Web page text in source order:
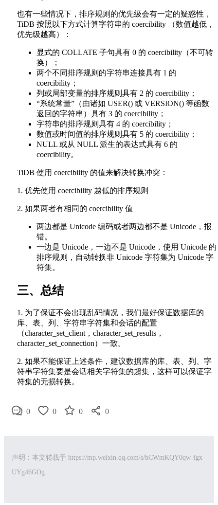
也有一些情况下，排序规则的优先级会有一定的疑惑性，
TiDB 按照以下方式计算字符串的 coercibility （数值越低，
优先级越高）：
显式的 COLLATE 子句具有 0 的 coercibility（不可转
换）；
两个不同排序规则的字符串连接具有 1 的
coercibility；
列或局部变量的排序规则具有 2 的 coercibility；
“系统常量”（由诸如 USER() 或 VERSION() 等函数
返回的字符串）具有 3 的 coercibility；
字符串的排序规则具有 4 的 coercibility；
数值或时间值的排序规则具有 5 的 coercibility；
NULL 或从 NULL 派生的表达式具有 6 的
coercibility。
TiDB 使用 coercibility 的值来解决转换冲突：
1. 优先使用 coercibility 越低的排序规则
2. 如果两者有相同的 coercibility 值
两边都是 Unicode 编码或者两边都不是 Unicode，报
错。
一边是 Unicode，一边不是 Unicode，使用 Unicode 的
排序规则，自动转换非 Unicode 字符集为 Unicode 字
符集。
三、总结
1. 为了保证不会出现乱码情况，我们最好保证数据库的
库、表、列、字符串字符集和会话的配置
（character_set_client，character_set_results，
character_set_connection）一致。
2. 如果不能保证上述条件，建议数据库的库、表、列、字
符串字符集要是会话相关字符集的超集，这样可以保证字
符集的无损转换。
0 0 0 0
声明：本文转载于 https://mp.weixin.qq.com/s/bCWmKQY0qw-fgx
UYg46GOg